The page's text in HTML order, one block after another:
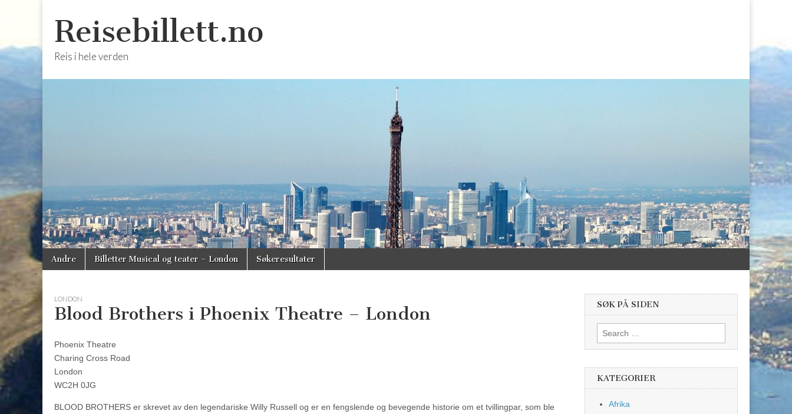
Reisebillett.no
Reis i hele verden
Main
menu
Skip
to
content
Andre Billetter Musical og teater – London Søkeresultater
LONDON
Blood Brothers i Phoenix Theatre – London
Phoenix Theatre
Charing Cross Road
London
WC2H 0JG
BLOOD BROTHERS er skrevet av den legendariske Willy Russell og er en fengslende og bevegende historie om et tvillingpar, som ble
SØK PÅ SIDEN
Search
for:
KATEGORIER
Afrika